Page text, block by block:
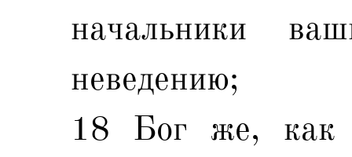
начальники
неведению;
18 Бог же, как